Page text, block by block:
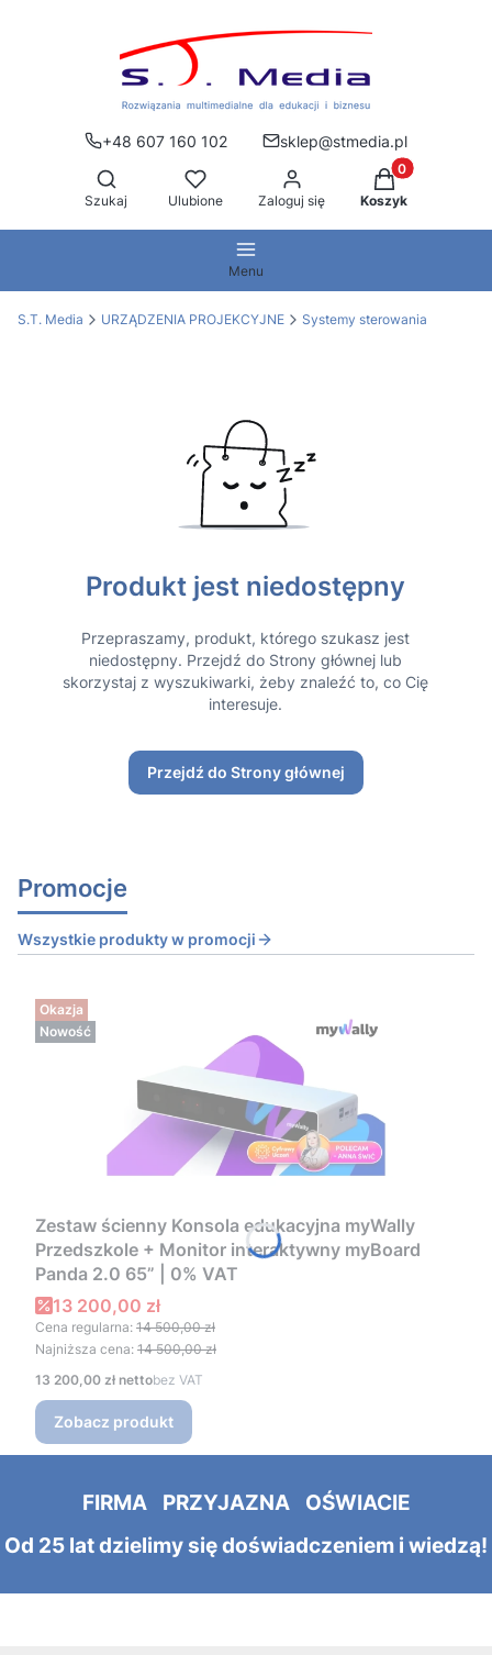
+48 607 160 102
sklep@stmedia.pl
Otwórz wyszukiwarkę
Szukaj Ulubione Zaloguj się
Produkty w
Koszyk
Menu
S.T. Media URZĄDZENIA PROJEKCYJNE Systemy sterowania
Produkt jest niedostępny
Przepraszamy, produkt, którego szukasz jest
niedostępny. Przejdź do Strony głównej lub
skorzystaj z wyszukiwarki, żeby znaleźć to, co Cię
interesuje.
Przejdź do Strony głównej
Promocje
Wszystkie produkty w promocji
Okazja
Nowość
Zestaw ścienny Konsola edukacyjna myWally
Przedszkole + Monitor interaktywny myBoard
Panda 2.0 65” | 0% VAT
Cena promocyjna
13 200,00 zł
Cena regularna: 14 500,00 zł
Najniższa cena: 14 500,00 zł
Cena
13 200,00 zł bez VAT
Zobacz produkt
FIRMA PRZYJAZNA OŚWIACIE
Od 25 lat dzielimy się doświadczeniem i wiedzą!